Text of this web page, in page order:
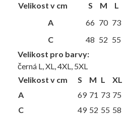
Velikost v cm S M L
A
66 70 73
C
48 52 55
Velikost pro barvy:
černá L, XL, 4XL, 5XL
Velikost v cm
S M L XL
A
69 71 73 75
C
49 52 55 58